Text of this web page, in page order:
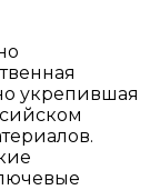
укрепившая